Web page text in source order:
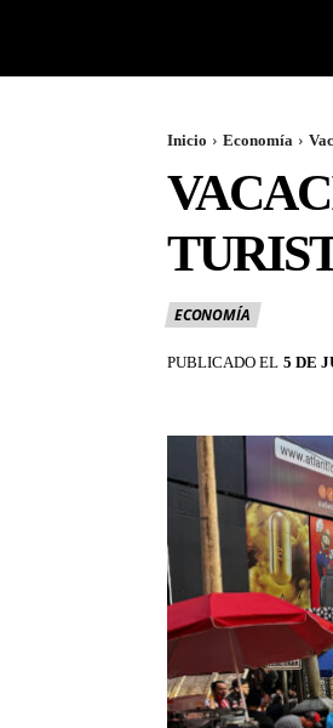
Inicio Economía
ECONOMÍA
PUBLICADO EL 5 DE